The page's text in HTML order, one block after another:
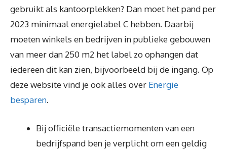
gebruikt als kantoorplekken? Dan moet het pand per
2023 minimaal energielabel C hebben. Daarbij
moeten winkels en bedrijven in publieke gebouwen
van meer dan 250 m2 het label zo ophangen dat
iedereen dit kan zien, bijvoorbeeld bij de ingang. Op
deze website vind je ook alles over Energie
besparen.
Bij officiële transactiemomenten van een
bedrijfspand ben je verplicht om een geldig